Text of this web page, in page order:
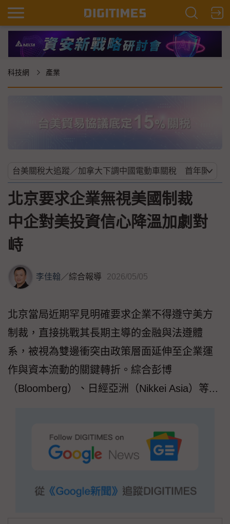
科技網 產業
北京要求企業無視美國制裁
中企對美投資信心降溫加劇對
峙
李佳翰／綜合報導 2026/05/05
北京當局近期罕見明確要求企業不得遵守美方
制裁，直接挑戰其長期主導的金融與法遵體
系，被視為雙邊衝突由政策層面延伸至企業運
作與資本流動的關鍵轉折。綜合彭博
（Bloomberg）、日經亞洲（Nikkei Asia）等...